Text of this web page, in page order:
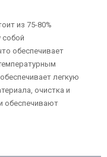
из 75-80%
собой
обеспечивает
легкую
очистка и
обеспечивают